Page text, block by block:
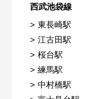
西武池袋線
東長崎駅
江古田駅
桜台駅
練馬駅
中村橋駅